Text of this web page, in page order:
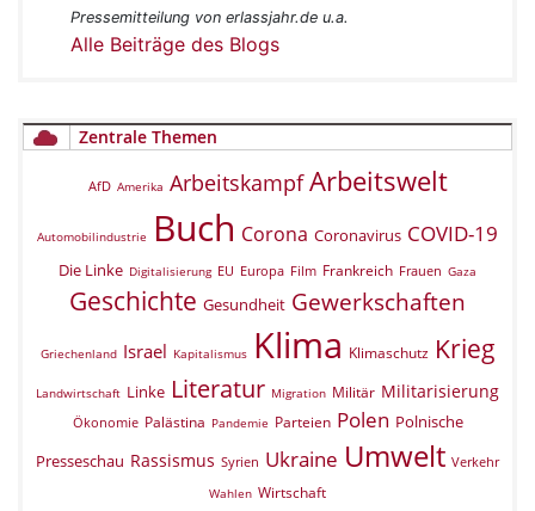
Pressemitteilung von erlassjahr.de u.a.
Alle Beiträge des Blogs
Zentrale Themen
AfD Amerika Arbeitskampf Arbeitswelt
Automobilindustrie Buch Corona Coronavirus COVID-19
Die Linke Digitalisierung EU Europa Film Frankreich Frauen Gaza
Geschichte Gesundheit Gewerkschaften
Griechenland Israel Kapitalismus Klima Klimaschutz Krieg
Landwirtschaft Linke Literatur Migration Militär Militarisierung
Ökonomie Palästina Pandemie Parteien Polen Polnische
Presseschau Rassismus Syrien Ukraine Umwelt Verkehr
Wahlen Wirtschaft